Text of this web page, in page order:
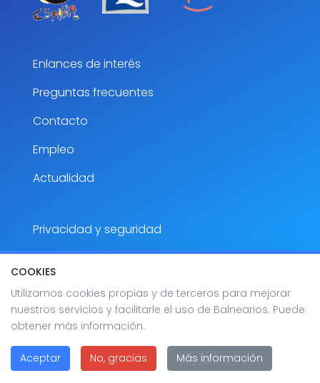
Enlances de interés
Preguntas frecuentes
Contacto
Empleo
Actualidad
Privacidad y seguridad
Aviso Legal
Accesibilidad
Mapa del sitio
2026 Balnearios
COOKIES
Utilizamos cookies propias y de terceros para mejorar
nuestros servicios y facilitarle el uso de Balnearios. Puede
obtener más información.
Aceptar No, gracias Más información